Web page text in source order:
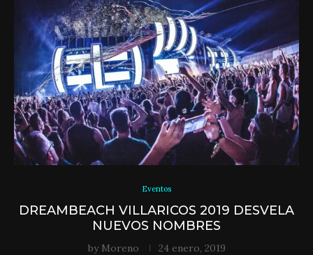
Eventos
DREAMBEACH VILLARICOS 2019 DESVELA
NUEVOS NOMBRES
by Moreno 24 enero, 2019